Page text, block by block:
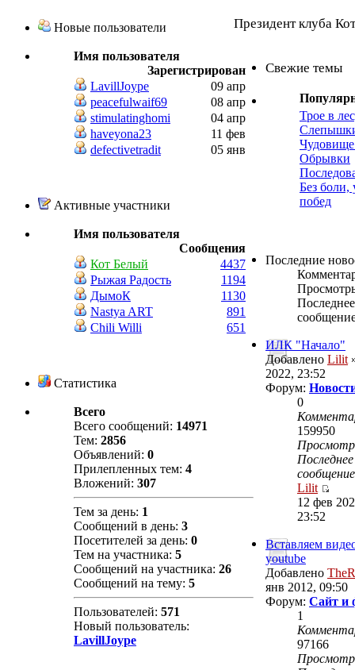
Новые пользователи
Имя пользователя
Зарегистрирован
LavillJoype
09 апр
peacefulwaif69
08 апр
stimulatinghomi
04 апр
haveyona23
11 фев
defectivetradit
05 янв
Активные участники
Имя пользователя
Сообщения
Кот Белый
4437
Рыжая Радость
1194
ДымоК
1130
Nastya ART
891
Chili Willi
651
Статистика
Всего
Всего сообщений: 14971
Тем: 2856
Объявлений: 0
Прилепленных тем: 4
Вложений: 307
Тем за день: 1
Сообщений в день: 3
Посетителей за день: 0
Тем на участника: 5
Сообщений на участника: 26
Сообщений на тему: 5
Пользователей: 571
Новый пользователь:
LavillJoype
Президент клуба
Свежие темы
Трое в
Обрывки
Без боли,
побед
Последние
Последнее
ИЛК "Начало"
Добавлено Lilit
2022, 23:52
Форум:
0
159950
Последнее
сообщение
Lilit
12 фев
23:52
Вставляем
youtube
Добавлено
янв 2012, 09:50
Форум: Сайт и
1
97166